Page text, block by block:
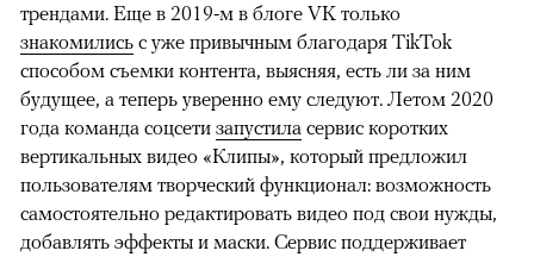
трендами. Еще в 2019-м в блоге VK только
знакомились с уже привычным благодаря TikTok
способом съемки контента, выясняя, есть ли за ним
будущее, а теперь уверенно ему следуют. Летом 2020
года команда соцсети запустила сервис коротких
вертикальных видео «Клипы», который предложил
пользователям творческий функционал: возможность
самостоятельно редактировать видео под свои нужды,
добавлять эффекты и маски. Сервис поддерживает